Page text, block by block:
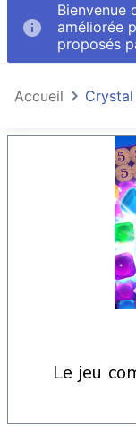
Bienvenue
améliorée
proposés
Accueil
le jeu